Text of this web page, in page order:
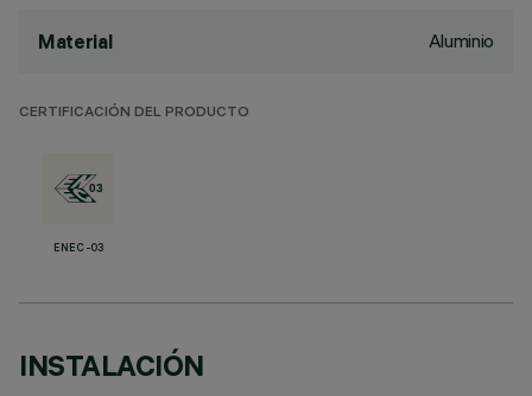
Material Aluminio
CERTIFICACIÓN DEL PRODUCTO
ENEC-03
INSTALACIÓN